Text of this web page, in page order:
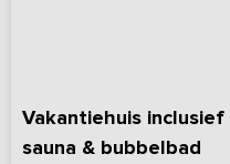
Vakantiehuis
sauna & bubbelbad